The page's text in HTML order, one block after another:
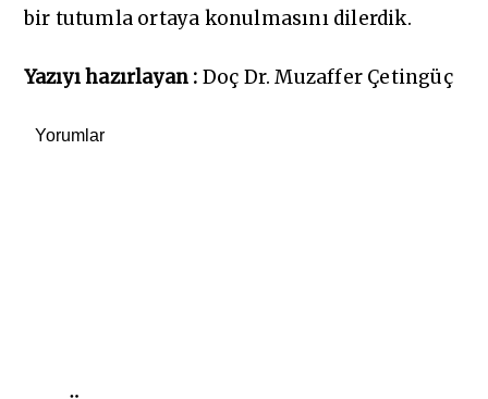
bir tutumla ortaya konulmasını dilerdik.
Yazıyı hazırlayan : Doç Dr. Muzaffer Çetingüç
Yorumlar